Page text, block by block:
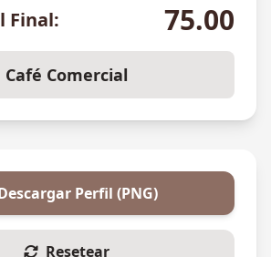
Final: 75.00
Café Comercial
Perfil (PNG)
Resetear